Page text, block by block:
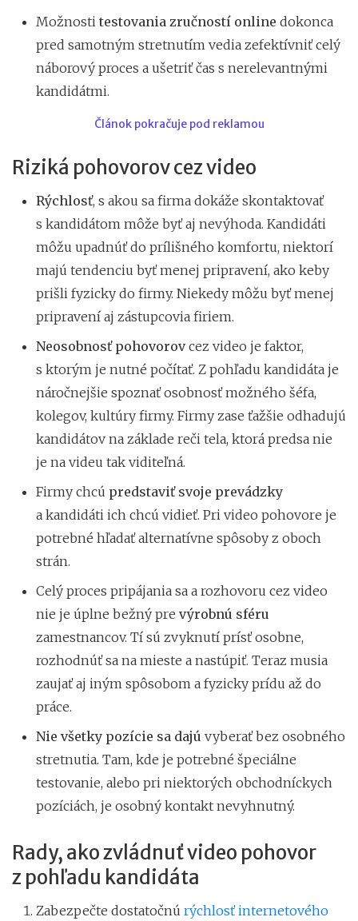
Možnosti testovania zručností online dokonca
pred samotným stretnutím vedia zefektívniť celý
náborový proces a ušetriť čas s nerelevantnými
kandidátmi.
Článok pokračuje pod reklamou
Riziká pohovorov cez video
Rýchlosť, s akou sa firma dokáže skontaktovať
s kandidátom môže byť aj nevýhoda. Kandidáti
môžu upadnúť do prílišného komfortu, niektorí
majú tendenciu byť menej pripravení, ako keby
prišli fyzicky do firmy. Niekedy môžu byť menej
pripravení aj zástupcovia firiem.
Neosobnosť pohovorovcez video je faktor,
s ktorým je nutné počítať. Z pohľadu kandidáta je
náročnejšie spoznať osobnosť možného šéfa,
kolegov, kultúry firmy. Firmy zase ťažšie odhadujú
kandidátov na základe reči tela, ktorá predsa nie
je na videu tak viditeľná.
Firmy chcú predstaviť svoje prevádzky
a kandidáti ich chcú vidieť. Pri video pohovore je
potrebné hľadať alternatívne spôsoby z oboch
strán.
Celý proces pripájania sa a rozhovoru cez video
nie je úplne bežný pre výrobnú sféru
zamestnancov. Tí sú zvyknutí prísť osobne,
rozhodnúť sa na mieste a nastúpiť. Teraz musia
zaujať aj iným spôsobom a fyzicky prídu až do
práce.
Nie všetky pozície sa dajú vyberať bez osobného
stretnutia. Tam, kde je potrebné špeciálne
testovanie, alebo pri niektorých obchodníckych
pozíciách, je osobný kontakt nevyhnutný.
Rady, ako zvládnuť video pohovor
z pohľadu kandidáta
Zabezpečte dostatočnú rýchlosť internetového